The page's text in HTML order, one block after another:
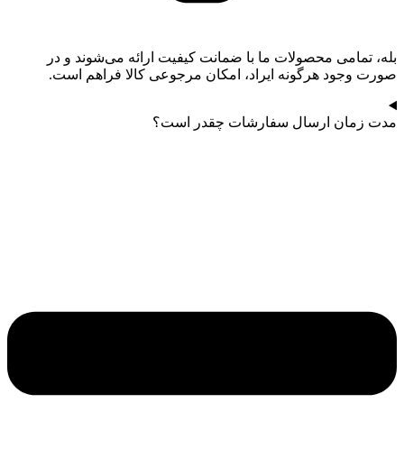
بله، تمامی محصولات ما با ضمانت کیفیت ارائه می‌شوند و در
صورت وجود هرگونه ایراد، امکان مرجوعی کالا فراهم است.
مدت زمان ارسال سفارشات چقدر است؟